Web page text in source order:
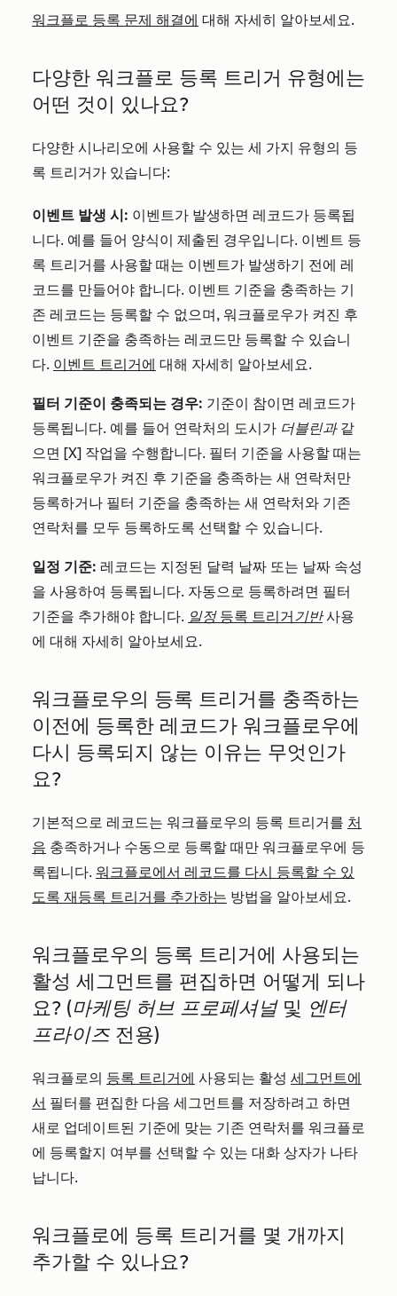
워크플로 등록 문제 해결에 대해 자세히 알아보세요.
다양한 워크플로 등록 트리거 유형에는
어떤 것이 있나요?
다양한 시나리오에 사용할 수 있는 세 가지 유형의 등
록 트리거가 있습니다:
이벤트 발생 시: 이벤트가 발생하면 레코드가 등록됩
니다. 예를 들어 양식이 제출된 경우입니다. 이벤트 등
록 트리거를 사용할 때는 이벤트가 발생하기 전에 레
코드를 만들어야 합니다. 이벤트 기준을 충족하는 기
존 레코드는 등록할 수 없으며, 워크플로우가 켜진 후
이벤트 기준을 충족하는 레코드만 등록할 수 있습니
다. 이벤트 트리거에 대해 자세히 알아보세요.
필터 기준이 충족되는 경우: 기준이 참이면 레코드가
등록됩니다. 예를 들어 연락처의 도시가 더블린과같
으면 [X] 작업을 수행합니다. 필터 기준을 사용할 때는
워크플로우가 켜진 후 기준을 충족하는 새 연락처만
등록하거나 필터 기준을 충족하는 새 연락처와 기존
연락처를 모두 등록하도록 선택할 수 있습니다.
일정 기준: 레코드는 지정된 달력 날짜 또는 날짜 속성
을 사용하여 등록됩니다. 자동으로 등록하려면 필터
기준을 추가해야 합니다. 일정등록 트리거기반사용
에 대해 자세히 알아보세요.
워크플로우의 등록 트리거를 충족하는
이전에 등록한 레코드가 워크플로우에
다시 등록되지 않는 이유는 무엇인가
요?
기본적으로 레코드는 워크플로우의 등록 트리거를 처
음 충족하거나 수동으로 등록할 때만 워크플로우에 등
록됩니다. 워크플로에서 레코드를 다시 등록할 수 있
도록 재등록 트리거를 추가하는 방법을 알아보세요.
워크플로우의 등록 트리거에 사용되는
활성 세그먼트를 편집하면 어떻게 되나
요? (마케팅 허브 프로페셔널및 엔터
프라이즈전용)
워크플로의 등록 트리거에 사용되는 활성 세그먼트에
서 필터를 편집한 다음 세그먼트를 저장하려고 하면
새로 업데이트된 기준에 맞는 기존 연락처를 워크플로
에 등록할지 여부를 선택할 수 있는 대화 상자가 나타
납니다.
워크플로에 등록 트리거를 몇 개까지
추가할 수 있나요?